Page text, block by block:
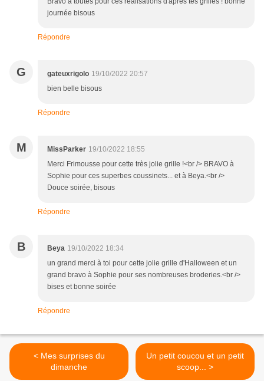
journée bisous
Répondre
G gateuxrigolo 19/10/2022 20:57
bien belle bisous
Répondre
M MissParker 19/10/2022 18:55
Merci Frimousse pour cette très jolie grille !<br /> BRAVO à
Sophie pour ces superbes coussinets... et à Beya.<br />
Douce soirée, bisous
Répondre
B Beya 19/10/2022 18:34
un grand merci à toi pour cette jolie grille d'Halloween et un
grand bravo à Sophie pour ses nombreuses broderies.<br />
bises et bonne soirée
Répondre
< Mes surprises du
dimanche
Un petit coucou et un petit
scoop... >